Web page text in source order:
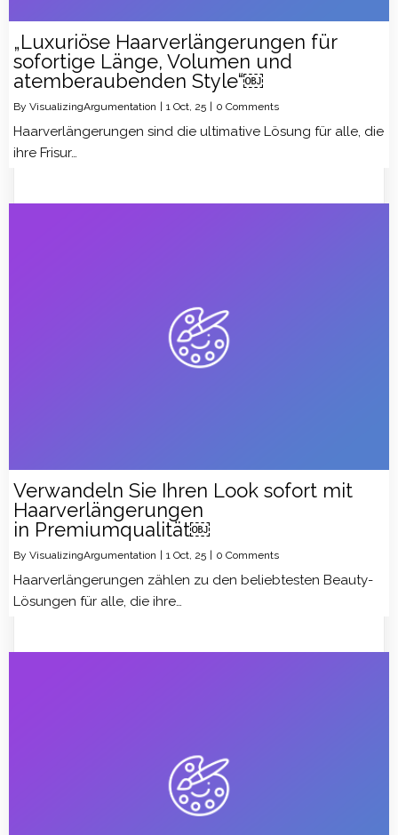
„Luxuriöse Haarverlängerungen für
sofortige Länge, Volumen und
atemberaubenden Style“￼
By VisualizingArgumentation 1 Oct, 25 0 Comments
Haarverlängerungen sind die ultimative Lösung für alle, die
ihre Frisur…
Verwandeln Sie Ihren Look sofort mit
Haarverlängerungen
in Premiumqualität￼
By VisualizingArgumentation | 1 Oct, 25 | 0 Comments
Haarverlängerungen zählen zu den beliebtesten Beauty-
Lösungen für alle, die ihre…